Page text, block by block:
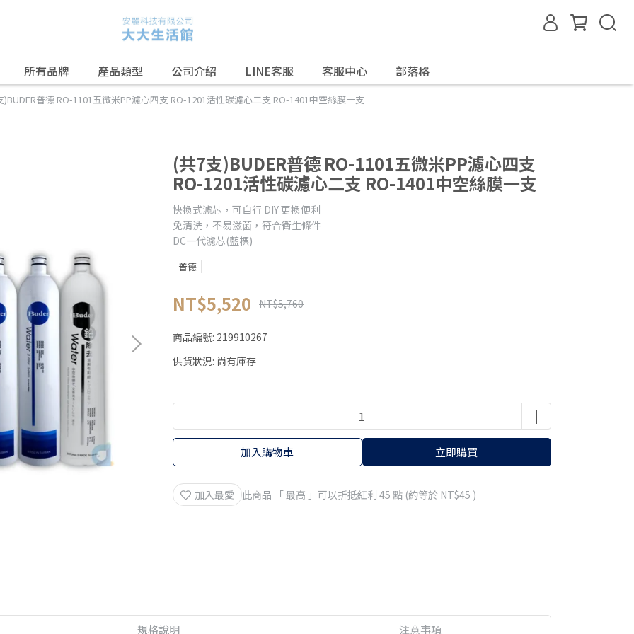
所有品牌 產品類型 公司介紹 LINE客服 客服中心 部落格
)BUDER普德 RO-1101五微米PP濾心四支 RO-1201活性碳濾心二支 RO-1401中空絲膜一支
(共7支)BUDER普德 RO-1101五微米PP濾心四支
RO-1201活性碳濾心二支 RO-1401中空絲膜一支
快換式濾芯，可自行 DIY 更換便利
免清洗，不易滋菌，符合衛生條件
DC一代濾芯(藍標)
普德
NT$5,520 NT$5,760
商品編號: 219910267
供貨狀況: 尚有庫存
加入購物車 立即購買
加入最愛 此商品 「 最高 」可以折抵紅利 45 點 (約等於 NT$45 )
規格說明 注意事項